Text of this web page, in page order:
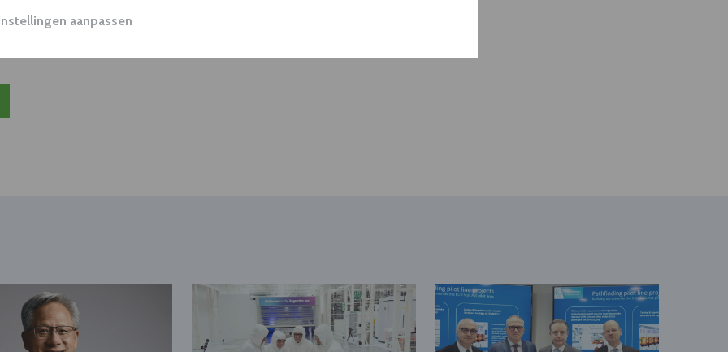
aanpassen
klant worden van deze onderneming?
worden mogelijk relevant?